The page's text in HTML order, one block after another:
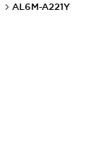
AL6M-A221Y